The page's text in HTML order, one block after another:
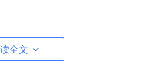
全文